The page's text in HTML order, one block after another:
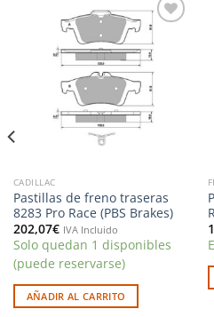
Añadir
lista de
deseos
CADILLAC
Pastillas de freno traseras
8283 Pro Race (PBS Brakes)
202,07€ IVA Incluido
Solo quedan 1 disponibles
(puede reservarse)
AÑADIR AL CARRITO